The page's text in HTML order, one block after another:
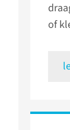
of